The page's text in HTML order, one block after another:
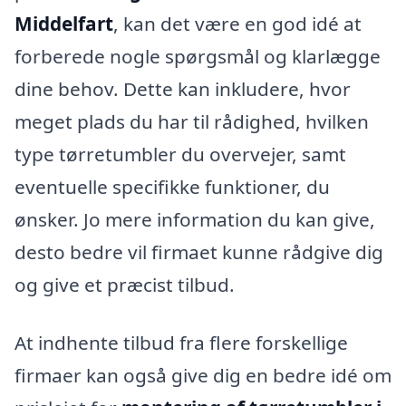
Middelfart, kan det være en god idé at
forberede nogle spørgsmål og klarlægge
dine behov. Dette kan inkludere, hvor
meget plads du har til rådighed, hvilken
type tørretumbler du overvejer, samt
eventuelle specifikke funktioner, du
ønsker. Jo mere information du kan give,
desto bedre vil firmaet kunne rådgive dig
og give et præcist tilbud.
At indhente tilbud fra flere forskellige
firmaer kan også give dig en bedre idé om